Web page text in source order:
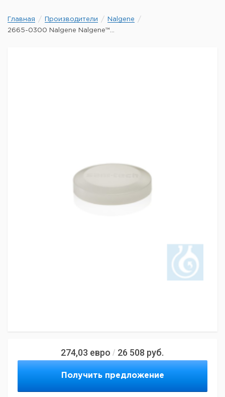
Главная Производители
Nalgene
2665-0300 Nalgene Nalgene™...
274,03 евро / 26 508 руб.
Получить предложение